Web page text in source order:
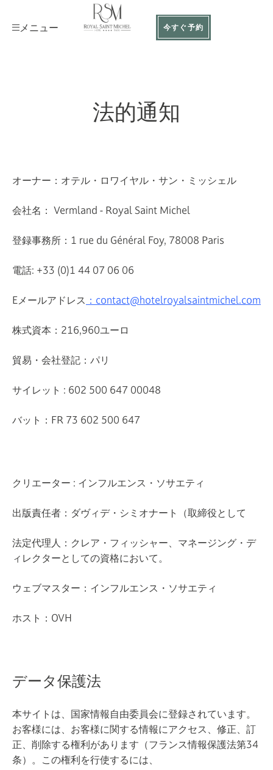
メニュー 今すぐ予約
法的通知
オーナー：オテル・ロワイヤル・サン・ミッシェル
会社名： Vermland - Royal Saint Michel
登録事務所：1 rue du Général Foy, 78008 Paris
電話: +33 (0)1 44 07 06 06
Eメールアドレス ：contact@hotelroyalsaintmichel.com
株式資本：216,960ユーロ
貿易・会社登記：パリ
サイレット : 602 500 647 00048
バット：FR 73 602 500 647
クリエーター : インフルエンス・ソサエティ
出版責任者：ダヴィデ・シミオナート（取締役として
法定代理人：クレア・フィッシャー、マネージング・デ
ィレクターとしての資格において。
ウェブマスター：インフルエンス・ソサエティ
ホスト：OVH
データ保護法
本サイトは、国家情報自由委員会に登録されています。
お客様には、お客様に関する情報にアクセス、修正、訂
正、削除する権利があります（フランス情報保護法第34
条）。この権利を行使するには、